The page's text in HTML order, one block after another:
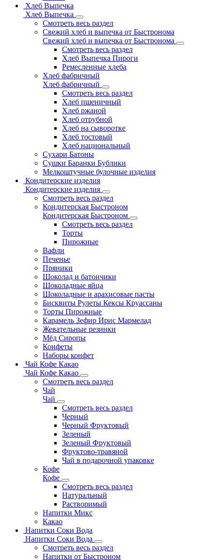
Хлеб Выпечка
Хлеб Выпечка
Смотреть весь раздел
Свежий хлеб и выпечка от Быстронома
Свежий хлеб и выпечка от Быстронома
Смотреть весь раздел
Хлеб Выпечка Пироги
Ремесленные хлеба
Хлеб фабричный
Хлеб фабричный
Смотреть весь раздел
Хлеб пшеничный
Хлеб ржаной
Хлеб отрубной
Хлеб на сыворотке
Хлеб тостовый
Хлеб национальный
Сухари Батоны
Сушки Баранки Бублики
Мелкоштучные булочные изделия
Кондитерские изделия
Кондитерские изделия
Смотреть весь раздел
Кондитерская Быстроном
Кондитерская Быстроном
Смотреть весь раздел
Торты
Пирожные
Вафли
Печенье
Пряники
Шоколад и батончики
Шоколадные яйца
Шоколадные и арахисовые пасты
Бисквиты Рулеты Кексы Круассаны
Торты Пирожные
Карамель Зефир Ирис Мармелад
Жевательные резинки
Мёд Сиропы
Конфеты
Наборы конфет
Чай Кофе Какао
Чай Кофе Какао
Смотреть весь раздел
Чай
Чай
Смотреть весь раздел
Черный
Черный Фруктовый
Зеленый
Зеленый Фруктовый
Фруктово-травяной
Чай в подарочной упаковке
Кофе
Кофе
Смотреть весь раздел
Натуральный
Растворимый
Напитки Микс
Какао
Напитки Соки Вода
Напитки Соки Вода
Смотреть весь раздел
Напитки от Быстроном